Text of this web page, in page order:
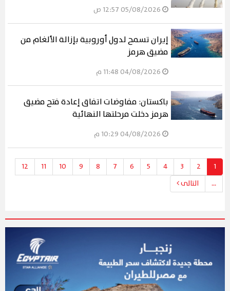
إيران تسمح لدول أوروبية بإزالة الألغام من
مضيق هرمز
باكستان: مفاوضات اتفاق إعادة فتح مضيق
هرمز دخلت مرحلتها النهائية
1
2
3
4
5
6
7
8
9
10
11
12
...
التالى